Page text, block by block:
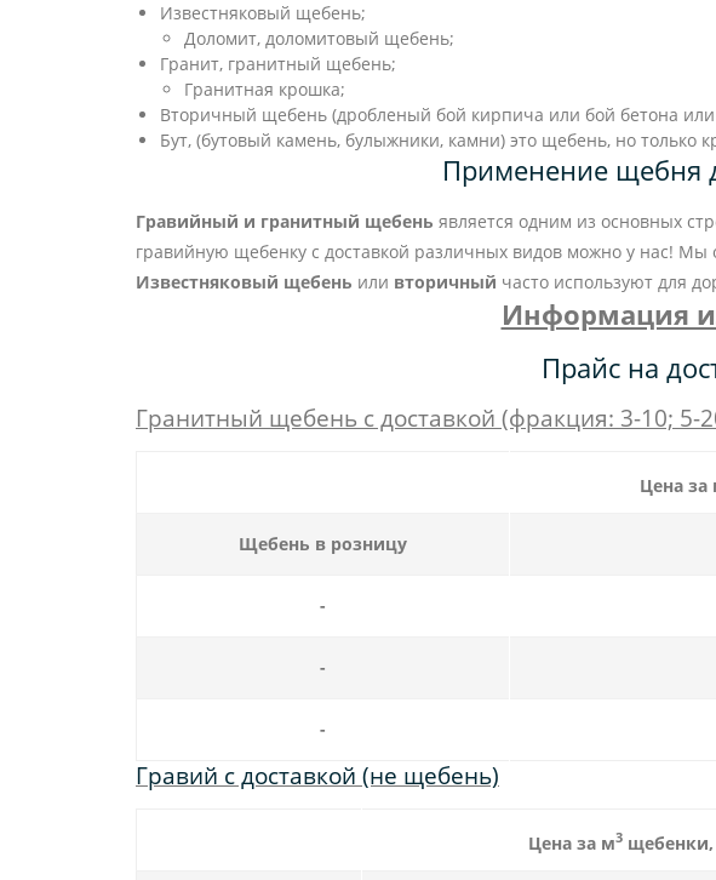
Известняковый щебень;
Доломит, доломитовый щебень;
Гранит, гранитный щебень;
Гранитная крошка;
Вторичный щебень (дробленый бой кирпича или бой бетона
Бут, (бутовый камень, булыжники, камни) это щебень, но только
Применение щебня
Гравийный и гранитный щебень является одним из основных
гравийную щебенку с доставкой различных видов можно у нас! Мы
Известняковый щебень или вторичный часто используют для
Информация
Прайс на
Гранитный щебень с доставкой (фракция: 3-10; 5-
Цена за
Щебень в розницу
-
-
-
Гравий с доставкой (не щебень)
Цена за м3 щебенки,